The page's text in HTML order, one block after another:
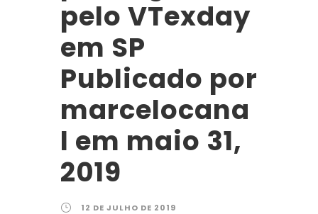
pelo VTexday
em SP
Publicado por
marcelocana
l em maio 31,
2019
12 DE JULHO DE 2019